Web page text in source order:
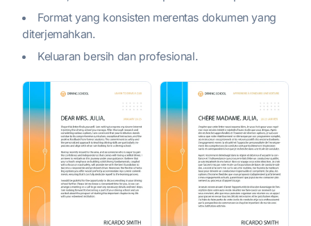
Format yang konsisten merentas dokumen yang
diterjemahkan.
Keluaran bersih dan profesional.